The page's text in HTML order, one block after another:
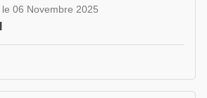
le 06 Novembre 2025